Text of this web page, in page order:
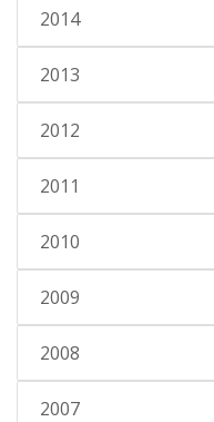
2014
2013
2012
2011
2010
2009
2008
2007